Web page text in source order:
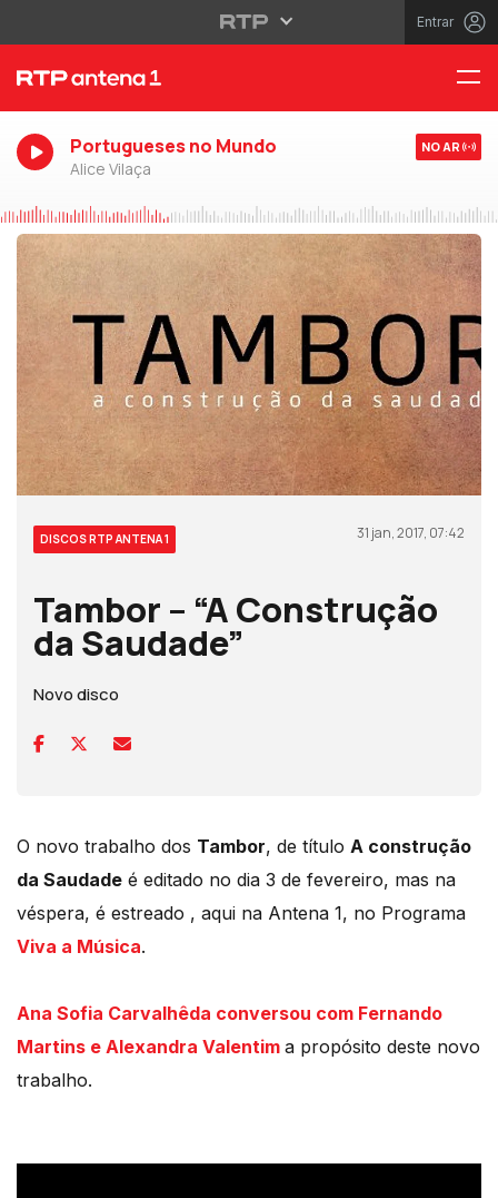
Entrar
Portugueses no Mundo
Alice Vilaça
NO AR
DISCOS RTP ANTENA 1 31 jan, 2017, 07:42
Tambor – “A Construção
da Saudade”
Novo disco
O novo trabalho dos Tambor, de título A construção
da Saudade é editado no dia 3 de fevereiro, mas na
véspera, é estreado , aqui na Antena 1, no Programa
Viva a Música.
Ana Sofia Carvalhêda conversou com Fernando
Martins e Alexandra Valentim a propósito deste novo
trabalho.